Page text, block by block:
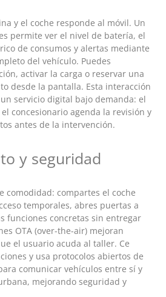
y el coche responde al móvil. Un
permite ver el nivel de batería, el
de consumos y alertas mediante
del vehículo. Puedes
activar la carga o reservar una
desde la pantalla. Esta interacción
servicio digital bajo demanda: el
concesionario agenda la revisión y
antes de la intervención.
y seguridad
comodidad: compartes el coche
temporales, abres puertas a
funciones concretas sin entregar
OTA (over-the-air) mejoran
el usuario acuda al taller. Ce
y usa protocolos abiertos de
comunicar vehículos entre sí y
mejorando seguridad y